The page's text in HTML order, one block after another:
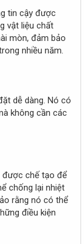
tin cậy được
vật liệu chất
mòn, đảm bảo
nhiều năm.
dễ dàng. Nó có
không cần các
được chế tạo để
chống lại nhiệt
rằng nó có thể
điều kiện